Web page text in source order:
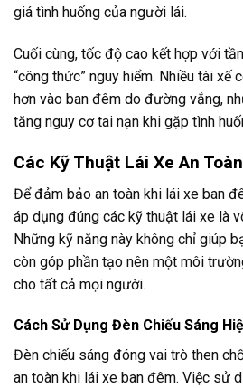
giá tình huống của người lái.
Cuối cùng, tốc độ cao kết hợp với
“công thức” nguy hiểm. Nhiều tài xế
hơn vào ban đêm do đường vắng,
tăng nguy cơ tai nạn khi gặp tình
Các Kỹ Thuật Lái Xe An
Để đảm bảo an toàn khi lái xe ban
áp dụng đúng các kỹ thuật lái xe là
Những kỹ năng này không chỉ giúp
còn góp phần tạo nên một môi
cho tất cả mọi người.
Cách Sử Dụng Đèn Chiếu Sáng
Đèn chiếu sáng đóng vai trò then
an toàn khi lái xe ban đêm. Việc sử